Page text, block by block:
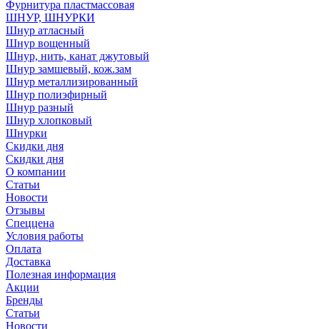
Фурнитура пластмассовая
ШНУР, ШНУРКИ
Шнур атласный
Шнур вощенный
Шнур, нить, канат джутовый
Шнур замшевый, кож.зам
Шнур металлизированный
Шнур полиэфирный
Шнур разный
Шнур хлопковый
Шнурки
Скидки дня
Скидки дня
О компании
Статьи
Новости
Отзывы
Спеццена
Условия работы
Оплата
Доставка
Полезная информация
Акции
Бренды
Статьи
Новости